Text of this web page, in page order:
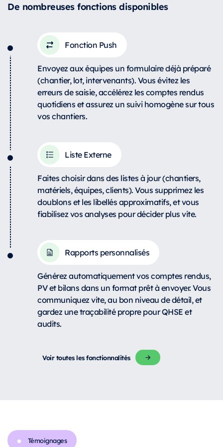
De nombreuses fonctions disponibles
Fonction Push
Envoyez aux équipes un formulaire déjà préparé
(chantier, lot, intervenants). Vous évitez les
erreurs de saisie, accélérez les comptes rendus
quotidiens et assurez un suivi homogène sur tous
vos chantiers.
Liste Externe
Faites choisir dans des listes à jour (chantiers,
matériels, équipes, clients). Vous supprimez les
doublons et les libellés approximatifs, et vous
fiabilisez vos analyses pour décider plus vite.
Rapports personnalisés
Générez automatiquement vos comptes rendus,
PV et bilans dans un format prêt à envoyer. Vous
communiquez vite, au bon niveau de détail, et
gardez une traçabilité propre pour QHSE et
audits.
Voir toutes les fonctionnalités
Témoignages